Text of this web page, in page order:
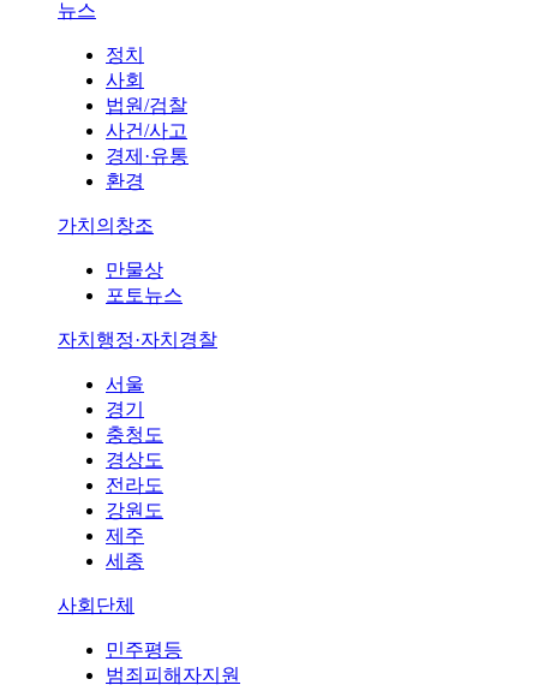
뉴스
정치
사회
법원/검찰
사건/사고
경제·유통
환경
가치의창조
만물상
포토뉴스
자치행정·자치경찰
서울
경기
충청도
경상도
전라도
강원도
제주
세종
사회단체
민주평등
범죄피해자지원